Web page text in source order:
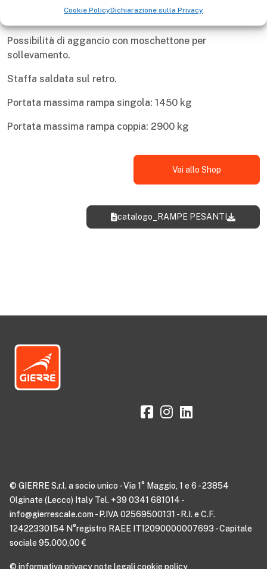
Cookie PolicyDichiarazione sulla Privacy
appoggio più stabile a terra.
Possibilità di aggancio con moschettone per
sollevamento.
Staffa saldata sul retro.
Portata massima rampa singola: 1450 kg
Portata massima rampa coppia: 2900 kg
Vai allo Shop
catalogo_RAMPE PESANTI
© GIERRE S.r.l. a socio unico - Via 1° Maggio, 1 e 6 - 23854
Olginate (Lecco) Italy Tel. +39 0341 681014 -
info@gierrescale.com - P.IVA 02569500131 - R.I. e C.F.
12422330154 N°registro RAEE IT12090000007693 - Capitale
sociale 95.000,00 €
© informativa privacynote legalicookie policy